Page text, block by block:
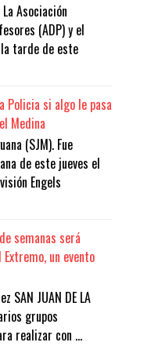
La Asociación
(ADP) y el
tarde de este
Policia si algo le pasa
Medina
(SJM). Fue
de este jueves el
Engels
semanas será
un evento
SAN JUAN DE LA
grupos
realizar con ...